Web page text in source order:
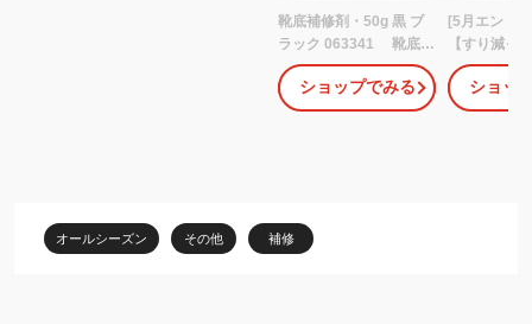
靴底補修剤・50g 黒 ブ
ラック 063341 靴底
修理 補修 黒 アイメディ
ア 接着剤 修理 黒 ブラッ
ク 張り替え 修理キット
ショップでみる
[5月エント
【すり減っ
付けるだけ
革靴 靴 シュ
踵 靴底 補
ショッ
オールシーズン その他 補修